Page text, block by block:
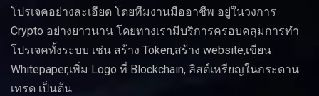
โปรเจคอย่างละเอียด โดยทีมงานมืออาชีพ อยู่ในวงการ
Crypto อย่างยาวนาน โดยทางเรามีบริการครอบคลุมการทำ
โปรเจคทั้งระบบ เช่น สร้าง Token,สร้าง website,เขียน
Whitepaper,เพิ่ม Logo ที่ Blockchain, ลิสต์เหรียญในกระดาน
เทรด เป็นต้น